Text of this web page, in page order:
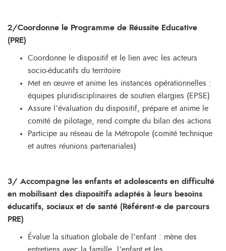
2/Coordonne le Programme de Réussite Educative
(PRE)
Coordonne le dispositif et le lien avec les acteurs
socio-éducatifs du territoire
Met en œuvre et anime les instances opérationnelles :
équipes pluridisciplinaires de soutien élargies (EPSE)
Assure l’évaluation du dispositif, prépare et anime le
comité de pilotage, rend compte du bilan des actions
Participe au réseau de la Métropole (comité technique
et autres réunions partenariales)
3/ Accompagne les enfants et adolescents en difficulté
en mobilisant des dispositifs adaptés à leurs besoins
éducatifs, sociaux et de santé (Référent·e de parcours
PRE)
Évalue la situation globale de l’enfant : mène des